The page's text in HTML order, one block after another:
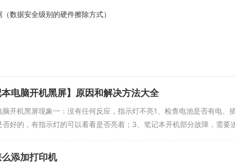
为禁止。
安全模式”。目的`是不让病毒程序启动，又可以对Windows升级打
动消灭之。
杀毒软件升级。
完成所有操作。
数据安全级别的硬件擦除方式）
本电脑开机黑屏】原因和解决方法大全
脑开机黑屏现象一：没有任何反应，指示灯不亮1、检查电池是否有电、
否好的，有指示灯的可以看看是否亮着；3、笔记本开机部分故障，需要
添加打印机